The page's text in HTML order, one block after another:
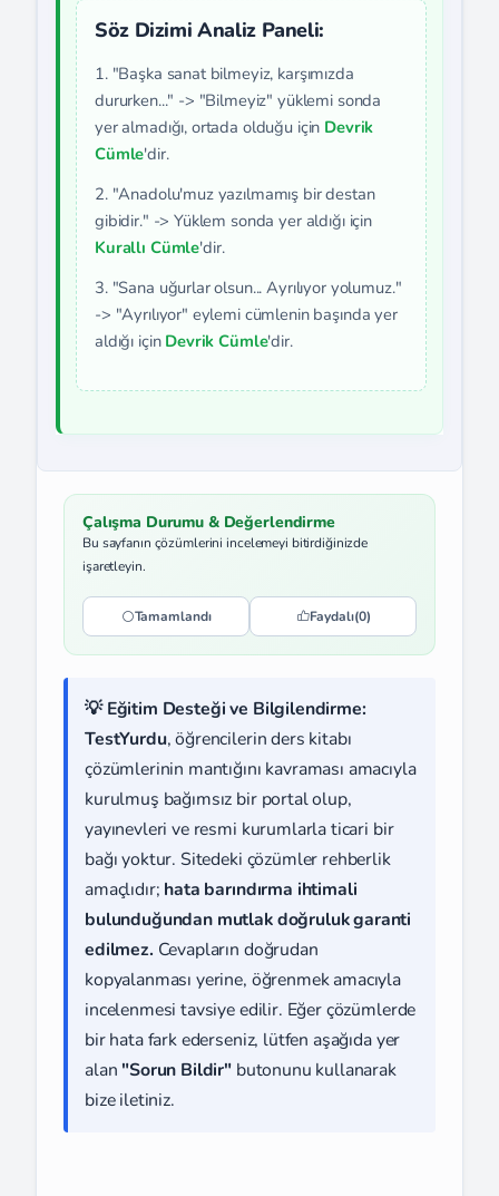
Söz Dizimi Analiz Paneli:
1. "Başka sanat bilmeyiz, karşımızda
dururken..." -> "Bilmeyiz" yüklemi sonda
yer almadığı, ortada olduğu için Devrik
Cümle'dir.
2. "Anadolu'muz yazılmamış bir destan
gibidir." -> Yüklem sonda yer aldığı için
Kurallı Cümle'dir.
3. "Sana uğurlar olsun... Ayrılıyor yolumuz."
-> "Ayrılıyor" eylemi cümlenin başında yer
aldığı için Devrik Cümle'dir.
Çalışma Durumu & Değerlendirme
Bu sayfanın çözümlerini incelemeyi bitirdiğinizde
işaretleyin.
Tamamlandı Faydalı(0)
💡 Eğitim Desteği ve Bilgilendirme:
TestYurdu, öğrencilerin ders kitabı
çözümlerinin mantığını kavraması amacıyla
kurulmuş bağımsız bir portal olup,
yayınevleri ve resmi kurumlarla ticari bir
bağı yoktur. Sitedeki çözümler rehberlik
amaçlıdır; hata barındırma ihtimali
bulunduğundan mutlak doğruluk garanti
edilmez. Cevapların doğrudan
kopyalanması yerine, öğrenmek amacıyla
incelenmesi tavsiye edilir. Eğer çözümlerde
bir hata fark ederseniz, lütfen aşağıda yer
alan "Sorun Bildir" butonunu kullanarak
bize iletiniz.